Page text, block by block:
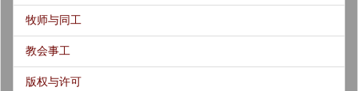
牧师与同工
教会事工
版权与许可